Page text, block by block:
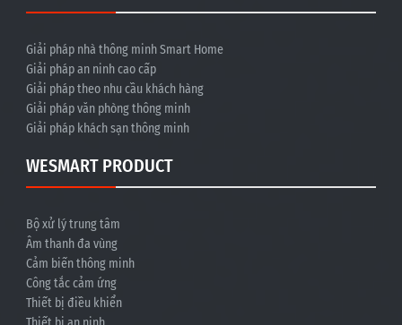
Giải pháp nhà thông minh Smart Home
Giải pháp an ninh cao cấp
Giải pháp theo nhu cầu khách hàng
Giải pháp văn phòng thông minh
Giải pháp khách sạn thông minh
WESMART PRODUCT
Bộ xử lý trung tâm
Âm thanh đa vùng
Cảm biến thông minh
Công tắc cảm ứng
Thiết bị điều khiển